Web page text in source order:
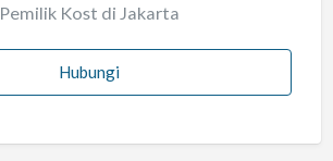
Pemilik Kost di Jakarta
Hubungi